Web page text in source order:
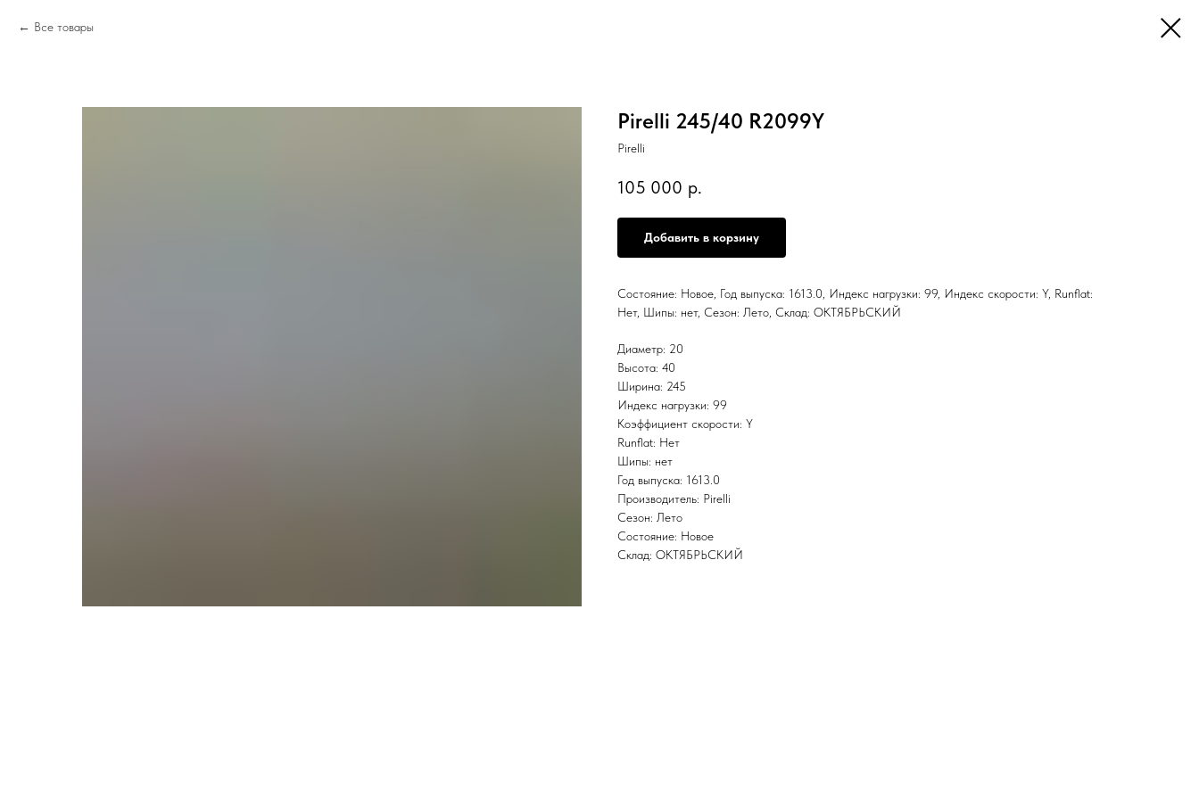
Все товары
Pirelli 245/40 R2099Y
Pirelli
105 000 р.
Добавить в корзину
Состояние: Новое, Год выпуска: 1613.0, Индекс нагрузки: 99, Индекс скорости: Y, Runflat:
Нет, Шипы: нет, Сезон: Лето, Склад: ОКТЯБРЬСКИЙ
Диаметр: 20
Высота: 40
Ширина: 245
Индекс нагрузки: 99
Коэффициент скорости: Y
Runflat: Нет
Шипы: нет
Год выпуска: 1613.0
Производитель: Pirelli
Сезон: Лето
Состояние: Новое
Склад: ОКТЯБРЬСКИЙ